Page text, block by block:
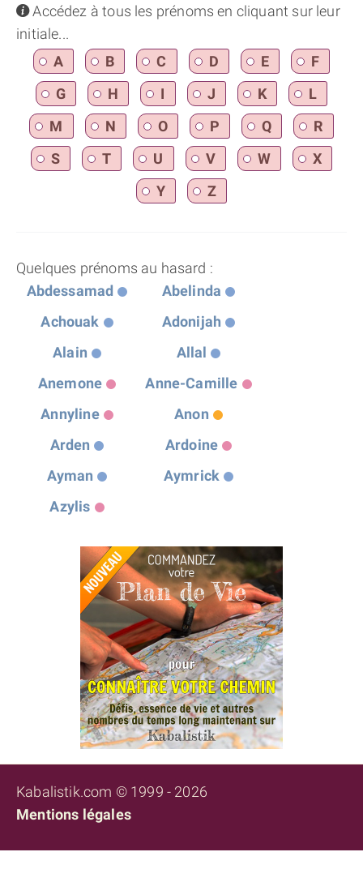
infoAccédez à tous les prénoms en cliquant sur leur
initiale...
A
B C D E
F
G
H I J K
L
M
N O P Q
R
S
T U V W
X
Y
Z
Quelques prénoms au hasard :
Abdessamad
Abelinda
Achouak
Adonijah
Alain
Allal
Anemone
Anne-Camille
Annyline
Anon
Arden
Ardoine
Ayman
Aymrick
Azylis
Kabalistik.com © 1999 - 2026
Mentions légales